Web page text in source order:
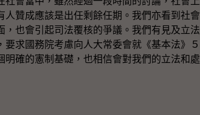
贊成應該是出任剩餘任期。我們亦看到社會
，也會引起司法覆核的爭議。我們有見及立法
求國務院考慮向人大常委會就《基本法》５
確的憲制基礎，也相信會對我們的立法和處